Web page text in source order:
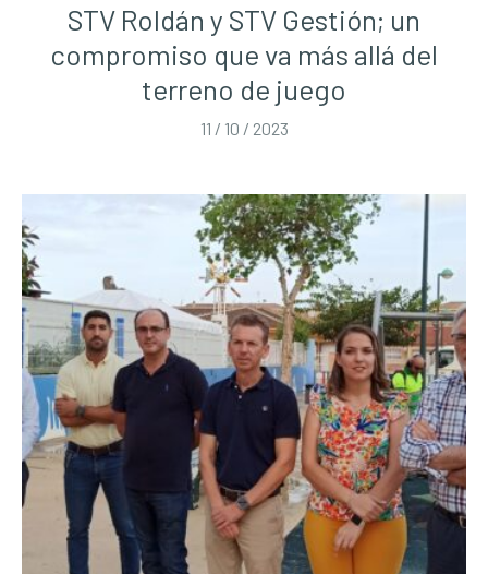
STV Roldán y STV Gestión; un
compromiso que va más allá del
terreno de juego
11 / 10 / 2023